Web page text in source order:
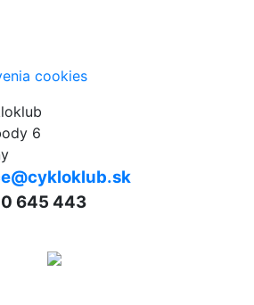
cookies
6
645 443